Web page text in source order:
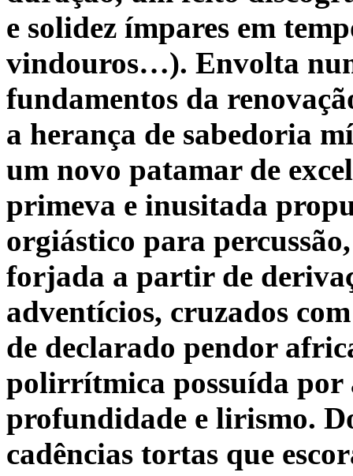
e solidez ímpares em
vindouros…). Envolta
fundamentos da
a herança de sabedoria
um novo patamar de
primeva e inusitada
orgiástico para
forjada a partir de
adventícios, cruzados
de declarado pendor
polirrítmica possuída por
profundidade e lirismo.
cadências tortas que